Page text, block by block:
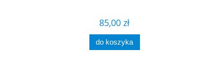
85,00 zł
do koszyka